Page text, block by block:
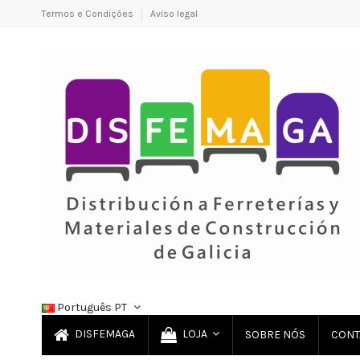
Termos e Condições Aviso legal
Português PT
DISFEMAGA
LOJA SOBRE NÓS